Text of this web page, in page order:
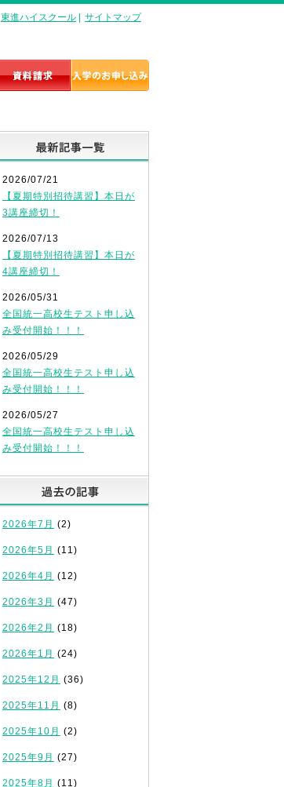
東進ハイスクール サイトマップ
2026/07/21
【夏期特別招待講習】本日が
3講座締切！
2026/07/13
【夏期特別招待講習】本日が
4講座締切！
2026/05/31
全国統一高校生テスト申し込
み受付開始！！！
2026/05/29
全国統一高校生テスト申し込
み受付開始！！！
2026/05/27
全国統一高校生テスト申し込
み受付開始！！！
2026年7月 (2)
2026年5月 (11)
2026年4月 (12)
2026年3月 (47)
2026年2月 (18)
2026年1月 (24)
2025年12月 (36)
2025年11月 (8)
2025年10月 (2)
2025年9月 (27)
2025年8月 (11)